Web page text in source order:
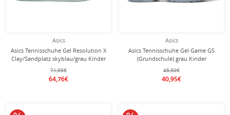
Asics
Asics Tennisschuhe Gel Resolution X
Clay/Sandplatz skyblau/grau Kinder
71,95€
64,76€
Asics
Asics Tennisschuhe Gel Game GS
(Grundschule) grau Kinder
45,50€
40,95€